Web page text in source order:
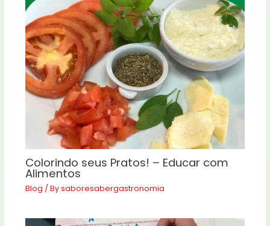
Colorindo seus Pratos! – Educar com
Alimentos
Blog / Bysaboresabergastronomia